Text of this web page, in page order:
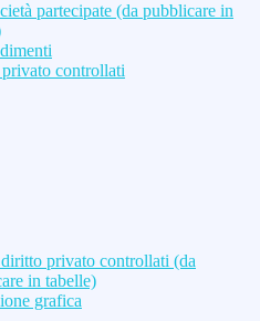
partecipate (da pubblicare in
controllati
privato controllati (da
in tabelle)
grafica